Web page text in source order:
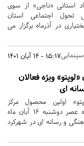
استانی «ناجی» از سوی
تحول اجتماعی استان
در آذرماه برگزار می
15:17 - 14 آبان 1401
«لوپتو» ویژه فعالان
ای
اولین محصول مرکز
انیمیشن سوره عصر دوشنبه 16 آبان ماه
و رسانه ای در شهرکرد